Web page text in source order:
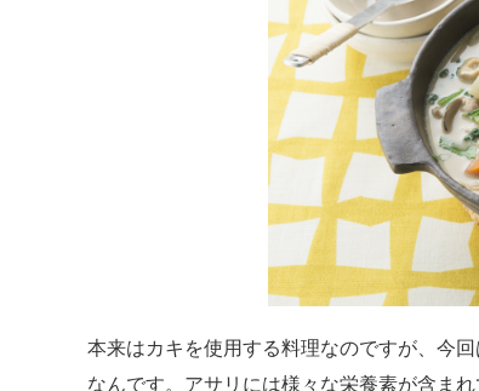
本来はカキを使用する料理なのですが、今
なんです。アサリには様々な栄養素が含ま